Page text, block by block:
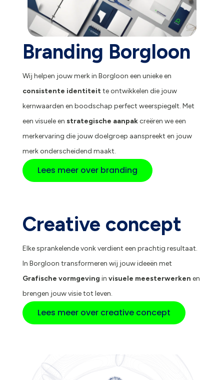
Branding Borgloon
Wij helpen jouw merk in Borgloon een unieke en
consistente identiteitte ontwikkelen die jouw
kernwaarden en boodschap perfect weerspiegelt. Met
een visuele en strategische aanpakcreëren we een
merkervaring die jouw doelgroep aanspreekt en jouw
merk onderscheidend maakt.
Lees meer over branding
Creative concept
Elke sprankelende vonk verdient een prachtig resultaat.
In Borgloon transformeren wij jouw ideeën met
Grafische vormgeving in visuele meesterwerken en
brengen jouw visie tot leven.
Lees meer over creative concept